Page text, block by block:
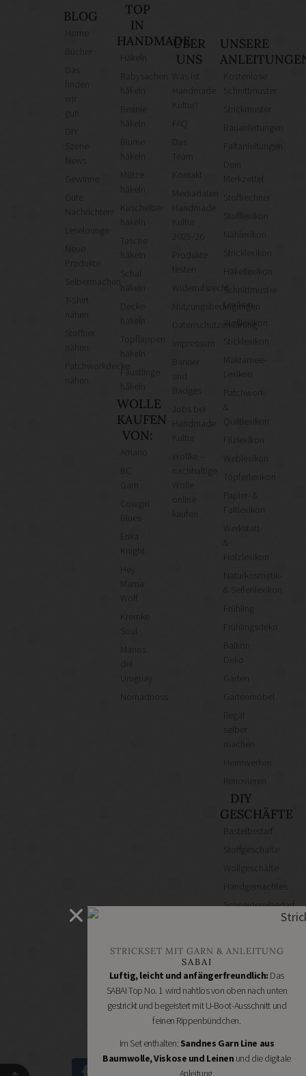
BLOG
finden
gut!
News
Gute
Nachrichten!
Leselounge
Neue
Produkte
Selbermachen
T-Shirt
Stofftier
Patchworkdecke
TOP
IN
HANDMADE
häkeln
häkeln
Mütze
häkeln
Kuscheltier
häkeln
Tasche
häkeln
häkeln
Topflappen
häkeln
Fäustlinge
häkeln
WOLLE
KAUFEN
VON:
Cowgirl
Knight
Mama
Wolf
Kremke
Manos
Uruguay
Nomadnoss
ÜBER
UNS
Was ist
Kultur?
Team
Kontakt
Mediadaten
Kultur
2025/26
Produkte
testen
Widerrufsrecht
Nutzungsbedingungen
Datenschutzerklärung
Kultur
Wollke –
nachhaltige
kaufen
UNSERE
Kostenlose
Schnittmuster
Strickmuster
Bauanleitungen
Faltanleitungen
Merkzettel
Stoffrechner
Stofflexikon
Nählexikon
Stricklexikon
Häkellexikon
Schnittmuster-
Lexikon
Wolllexikon
Sticklexikon
Makramee-
Lexikon
Patchwork-
&
Quiltlexikon
Weblexikon
Töpferlexikon
Papier- &
Faltlexikon
Werkstatt-
&
Holzlexikon
Naturkosmetik-
& Seifenlexikon
Frühling
Frühlingsdeko
Balkon
Deko
Garten
Gartenmöbel
Regal
Heimwerken
DIY
GESCHÄFTE
Bastelbedarf
Stoffgeschäfte
Wollgeschäfte
Handgemachtes
Schneidereibedarf
Handarbeitszubehör
Online
Shops
Schmuckzubehör
Nähmaschinen
STRICKSET MIT GARN & ANLEITUNG
SABAI
Luftig, leicht und anfängerfreundlich: Das
SABAI Top No. 1 wird nahtlos von oben nach unten
gestrickt und begeistert mit U-Boot-Ausschnitt und
feinen Rippenbündchen.
Im Set enthalten: Sandnes Garn Line aus
Baumwolle, Viskose und Leinen und die digitale
Anleitung.